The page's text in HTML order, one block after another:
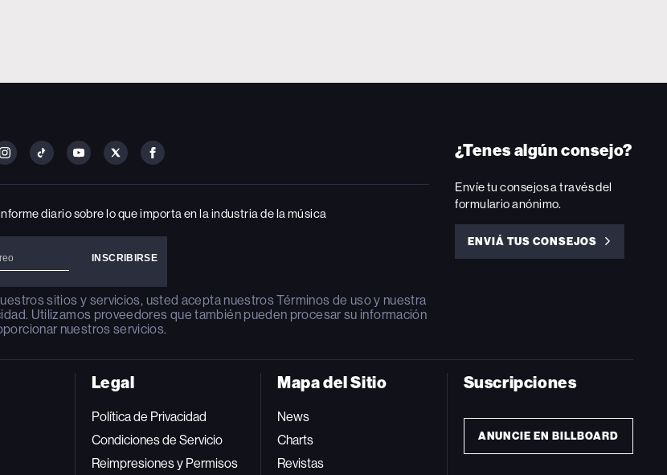
FOLLOW
ON
FOLLOW
ON
FOLLOW
ON
FOLLOW
ON
FOLLOW
ON
diario sobre lo que importa en la industria de la música
sitios y servicios, usted acepta nuestrosTérminos de usoy nuestra
. Utilizamos proveedores que también pueden procesar su información
nuestros servicios.
¿Tenes algún consejo?
Envíe tu consejos a través del
formulario anónimo.
ENVIÁ TUS CONSEJOS
ENVIÁ
Legal
Política de Privacidad
Condiciones de Servicio
Reimpresiones y Permisos
Mapa del Sitio
News
Charts
Revistas
Suscripciones
ANUNCIE EN BILLBOARD